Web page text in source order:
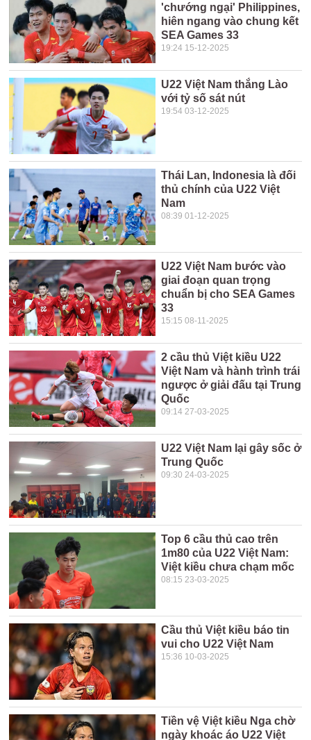
'chướng ngại' Philippines,
hiên ngang vào chung kết
SEA Games 33
19:24 15-12-2025
U22 Việt Nam thắng Lào
với tỷ số sát nút
19:54 03-12-2025
Thái Lan, Indonesia là đối
thủ chính của U22 Việt
Nam
08:39 01-12-2025
U22 Việt Nam bước vào
giai đoạn quan trọng
chuẩn bị cho SEA Games
33
15:15 08-11-2025
2 cầu thủ Việt kiều U22
Việt Nam và hành trình trái
ngược ở giải đấu tại Trung
Quốc
09:14 27-03-2025
U22 Việt Nam lại gây sốc ở
Trung Quốc
09:30 24-03-2025
Top 6 cầu thủ cao trên
1m80 của U22 Việt Nam:
Việt kiều chưa chạm mốc
08:15 23-03-2025
Cầu thủ Việt kiều báo tin
vui cho U22 Việt Nam
15:36 10-03-2025
Tiền vệ Việt kiều Nga chờ
ngày khoác áo U22 Việt